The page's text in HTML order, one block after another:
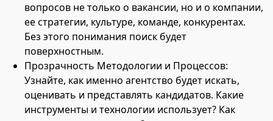
вопросов не только о вакансии, но и о компании,
ее стратегии, культуре, команде, конкурентах.
Без этого понимания поиск будет
поверхностным.
Прозрачность Методологии и Процессов:
Узнайте, как именно агентство будет искать,
оценивать и представлять кандидатов. Какие
инструменты и технологии использует? Как